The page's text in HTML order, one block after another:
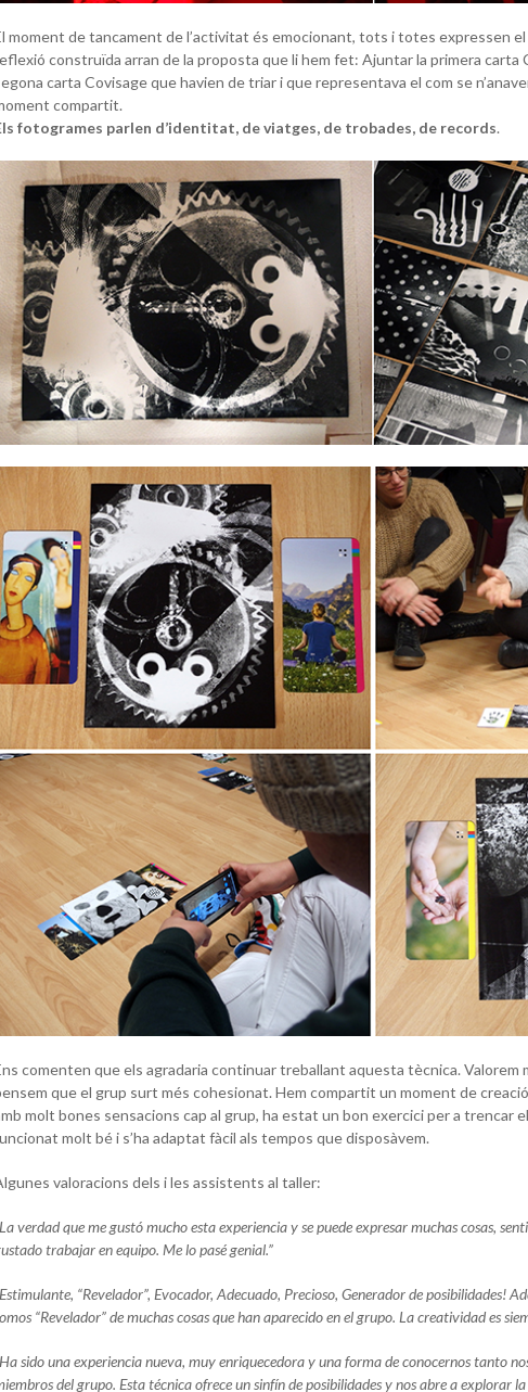
moment de tancament de l’activitat és emocionant, tots i totes expressen
construïda arran de la proposta que li hem fet: Ajuntar la primera carta
carta Covisage que havien de triar i que representava el com se
compartit.
fotogrames parlen d’identitat, de viatges, de trobades, de records.
comenten que els agradaria continuar treballant aquesta tècnica. Valorem
que el grup surt més cohesionat. Hem compartit un moment de
molt bones sensacions cap al grup, ha estat un bon exercici per a trencar
molt bé i s’ha adaptat fàcil als tempos que disposàvem.
valoracions dels i les assistents al taller:
verdad que me gustó mucho esta experiencia y se puede expresar muchas cosas,
trabajar en equipo. Me lo pasé genial.”
“Revelador”, Evocador, Adecuado, Precioso, Generador de posibilidades!
“Revelador” de muchas cosas que han aparecido en el grupo. La creatividad es
sido una experiencia nueva, muy enriquecedora y una forma de conocernos tanto
del grupo. Esta técnica ofrece un sinfín de posibilidades y nos abre a explorar